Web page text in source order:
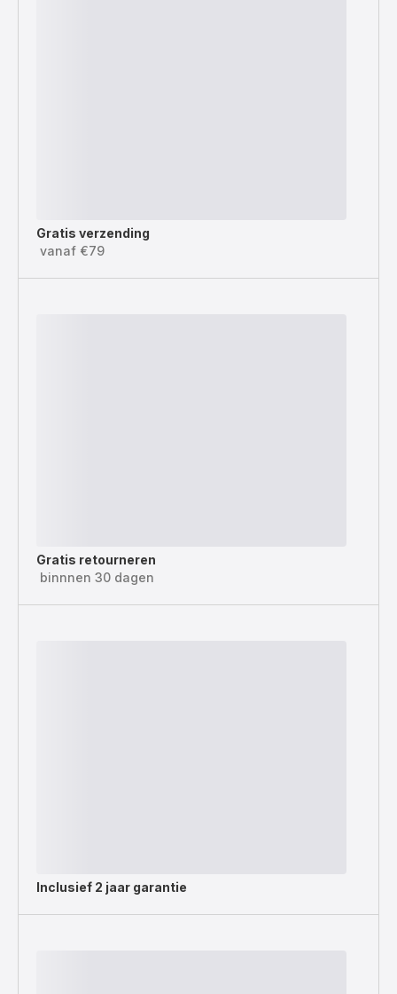
Gratis verzending
vanaf €79
Gratis retourneren
binnnen 30 dagen
Inclusief 2 jaar garantie